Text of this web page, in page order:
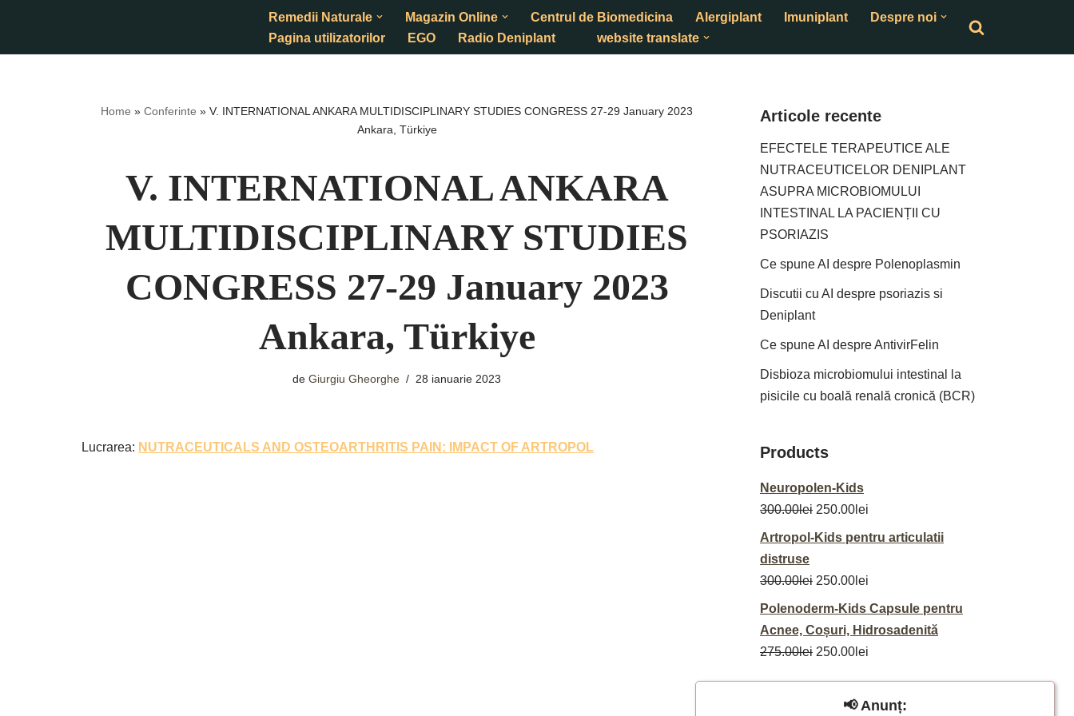
Remedii Naturale Magazin Online Centrul de Biomedicina Alergiplant Imuniplant
Despre noi
Pagina utilizatorilor
EGO Radio Deniplant website translate
Home » Conferinte » V. INTERNATIONAL ANKARA MULTIDISCIPLINARY STUDIES CONGRESS 27-29 January 2023
Ankara, Türkiye
V. INTERNATIONAL ANKARA
MULTIDISCIPLINARY STUDIES
CONGRESS 27-29 January 2023
Ankara, Türkiye
de Giurgiu Gheorghe 28 ianuarie 2023
Lucrarea: NUTRACEUTICALS AND OSTEOARTHRITIS PAIN: IMPACT OF ARTROPOL
Articole recente
EFECTELE TERAPEUTICE ALE
NUTRACEUTICELOR DENIPLANT
ASUPRA MICROBIOMULUI
INTESTINAL LA PACIENȚII CU
PSORIAZIS
Ce spune AI despre Polenoplasmin
Discutii cu AI despre psoriazis si
Deniplant
Ce spune AI despre AntivirFelin
Disbioza microbiomului intestinal la
pisicile cu boală renală cronică (BCR)
Products
Neuropolen-Kids
300.00lei 250.00 lei
Artropol-Kids pentru articulatii
distruse
300.00lei 250.00 lei
Polenoderm-Kids Capsule pentru
Acnee, Coșuri, Hidrosadenită
275.00lei 250.00 lei
📢 Anunț: